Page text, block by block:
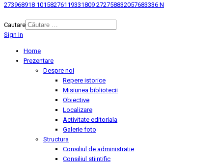
273968918 10158276119331809 272758832057683336 N
Cautare
Sign In
Home
Prezentare
Despre noi
Repere istorice
Misiunea bibliotecii
Obiective
Localizare
Activitate editoriala
Galerie foto
Structura
Consiliul de administratie
Consiliul stiintific